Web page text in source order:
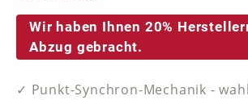
Wir haben Ihnen 20%
Abzug gebracht.
✓ Punkt-Synchron-Mechanik -